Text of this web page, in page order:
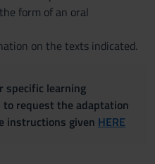
form of an oral
on the texts indicated.
specific learning
request the adaptation
instructions given HERE